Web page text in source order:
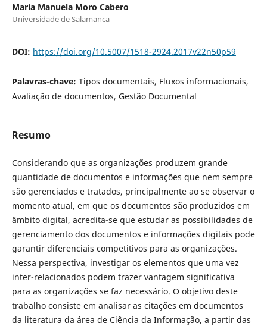
María Manuela Moro Cabero
Universidade de Salamanca
DOI: https://doi.org/10.5007/1518-2924.2017v22n50p59
Palavras-chave: Tipos documentais, Fluxos informacionais,
Avaliação de documentos, Gestão Documental
Resumo
Considerando que as organizações produzem grande
quantidade de documentos e informações que nem sempre
são gerenciados e tratados, principalmente ao se observar o
momento atual, em que os documentos são produzidos em
âmbito digital, acredita-se que estudar as possibilidades de
gerenciamento dos documentos e informações digitais pode
garantir diferenciais competitivos para as organizações.
Nessa perspectiva, investigar os elementos que uma vez
inter-relacionados podem trazer vantagem significativa
para as organizações se faz necessário. O objetivo deste
trabalho consiste em analisar as citações em documentos
da literatura da área de Ciência da Informação, a partir das